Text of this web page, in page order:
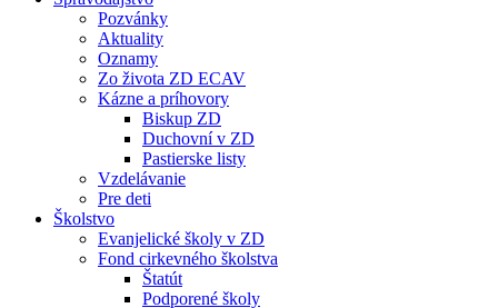
Pozvánky
Aktuality
Oznamy
Zo života ZD ECAV
Kázne a príhovory
Biskup ZD
Duchovní v ZD
Pastierske listy
Vzdelávanie
Pre deti
Školstvo
Evanjelické školy v ZD
Fond cirkevného školstva
Štatút
Podporené školy